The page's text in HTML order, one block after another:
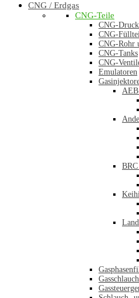
CNG / Erdgas
CNG-Teile
CNG-
CNG-
CNG-Rohr
CNG-Tanks
CNG-
Emulatoren